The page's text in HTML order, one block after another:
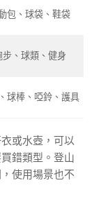
包、球袋、鞋袋
步、球類、健身
球棒、啞鈴、護具
或水壺，可以
錯類型。登山
使用場景也不